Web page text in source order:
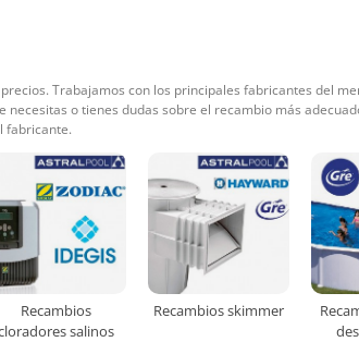
Trabajamos con los principales fabricantes del
necesitas o tienes dudas sobre el recambio más
fabricante.
Recambios
salinos
Recambios skimmer